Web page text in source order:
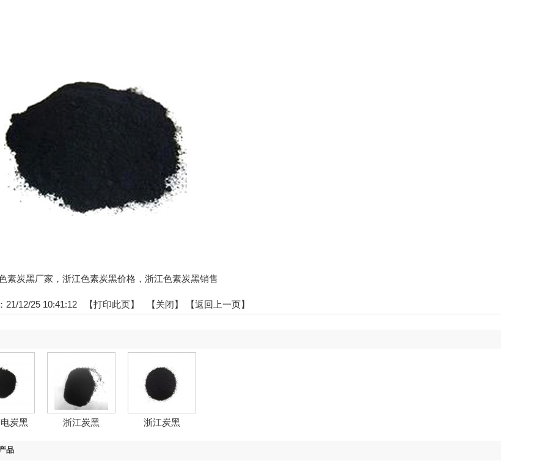
素炭黑厂家，浙江色素炭黑价格，浙江色素炭黑销售
21/12/25 10:41:12 【打印此页】 【关闭】 【返回上一页】
炭黑 浙江炭黑 浙江炭黑
品